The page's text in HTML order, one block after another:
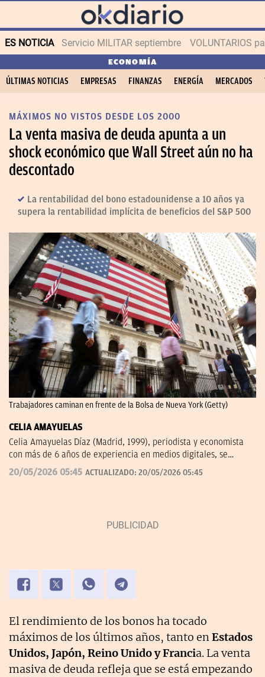
ES NOTICIA Servicio MILITAR septiembre VOLUNTARIOS
ECONOMÍA
ÚLTIMAS NOTICIAS EMPRESAS FINANZAS ENERGÍA MERCADOS
MÁXIMOS NO VISTOS DESDE LOS 2000
La venta masiva de deuda apunta a un
shock económico que Wall Street aún no ha
descontado
La rentabilidad del bono estadounidense a 10 años ya
supera la rentabilidad implícita de beneficios del S&P 500
Trabajadores caminan en frente de la Bolsa de Nueva York (Getty)
CELIA AMAYUELAS
Celia Amayuelas Díaz (Madrid, 1999), periodista y economista
con más de 6 años de experiencia en medios digitales, se
incorporó a OKDIARIO en 2026 procedente de finanzas.com, 'El
Español' y Capital Radio. Puedes contactar conmigo en
20/05/2026 05:45 ACTUALIZADO: 20/05/2026 05:45
El rendimiento de los bonos ha tocado
máximos de los últimos años, tanto enEstados
Unidos, Japón, Reino Unido y Francia. La venta
masiva de deuda refleja que se está empezando